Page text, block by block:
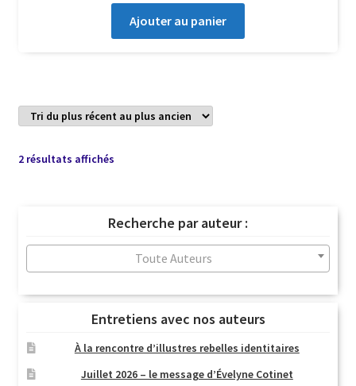
Ajouter au panier
2 résultats affichésTrié
au
plus
ancien
Recherche par auteur :
Toute Auteurs
Entretiens avec nos auteurs
À la rencontre d’illustres rebelles identitaires
Juillet 2026 – le message d’Évelyne Cotinet